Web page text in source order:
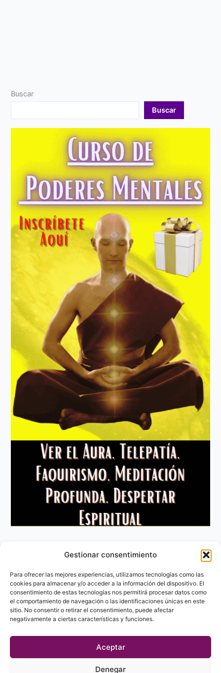
Gestionar consentimiento
Para ofrecer las mejores experiencias, utilizamos tecnologías como las
cookies para almacenar y/o acceder a la información del dispositivo. El
consentimiento de estas tecnologías nos permitirá procesar datos como
el comportamiento de navegación o las identificaciones únicas en este
sitio. No consentir o retirar el consentimiento, puede afectar
negativamente a ciertas características y funciones.
Aceptar
Denegar
Buscar
Buscar
Aviso Legal
Política de privacidad
Política de Cookies
Contacto